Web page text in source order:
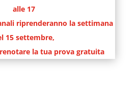
alle 17
riprenderanno la settimana
15settembre,
la tua prova gratuita